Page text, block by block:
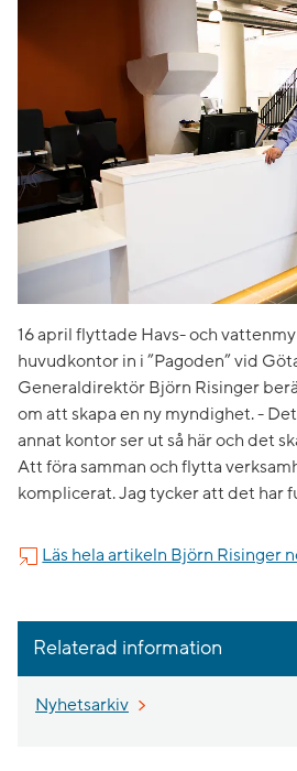
16 april flyttade Havs- och
huvudkontor in i ”Pagoden” vid
Generaldirektör Björn Risinger
om att skapa en ny myndighet. -
annat kontor ser ut så här och det
Att föra samman och flytta
komplicerat. Jag tycker att det har
Läs hela artikeln Björn Risinger
Relaterad information
Nyhetsarkiv